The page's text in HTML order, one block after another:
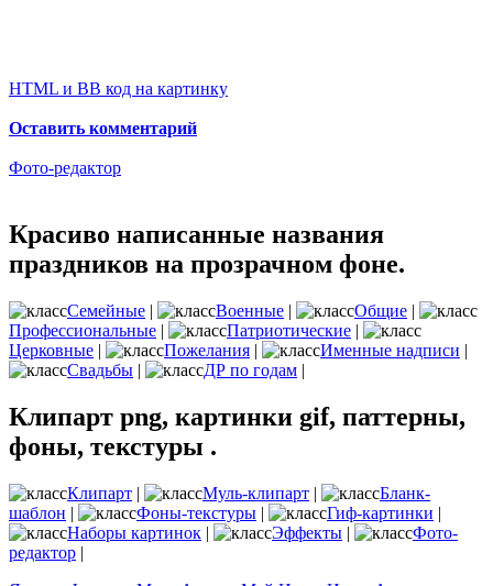
HTML и BB код на картинку
Оставить комментарий
Фото-редактор
Красиво написанные названия
праздников на прозрачном фоне.
Семейные | Военные | Общие |
Профессиональные | Патриотические |
Церковные | Пожелания | Именные надписи |
Свадьбы | ДР по годам |
Клипарт png, картинки gif, паттерны,
фоны, текстуры .
Клипарт | Муль-клипарт |
Бланк-
шаблон | Фоны-текстуры | Гиф-картинки |
Наборы картинок | Эффекты |
Фото-
редактор |